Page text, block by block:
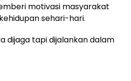
motivasi masyarakat
sehari-hari.
dijaga tapi dijalankan dalam